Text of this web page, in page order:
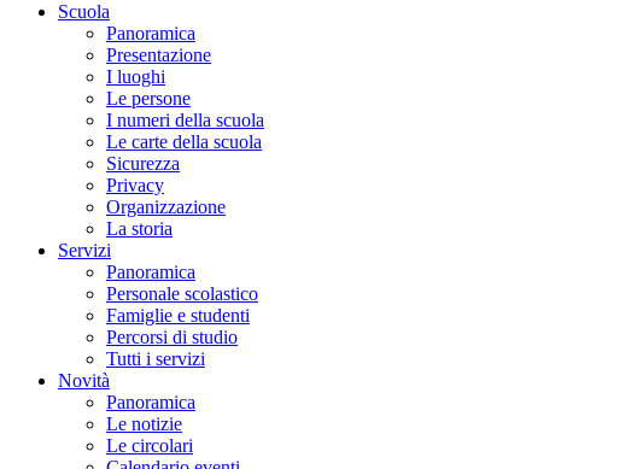
Scuola
Panoramica
Presentazione
I luoghi
Le persone
I numeri della scuola
Le carte della scuola
Sicurezza
Privacy
Organizzazione
La storia
Servizi
Panoramica
Personale scolastico
Famiglie e studenti
Percorsi di studio
Tutti i servizi
Novità
Panoramica
Le notizie
Le circolari